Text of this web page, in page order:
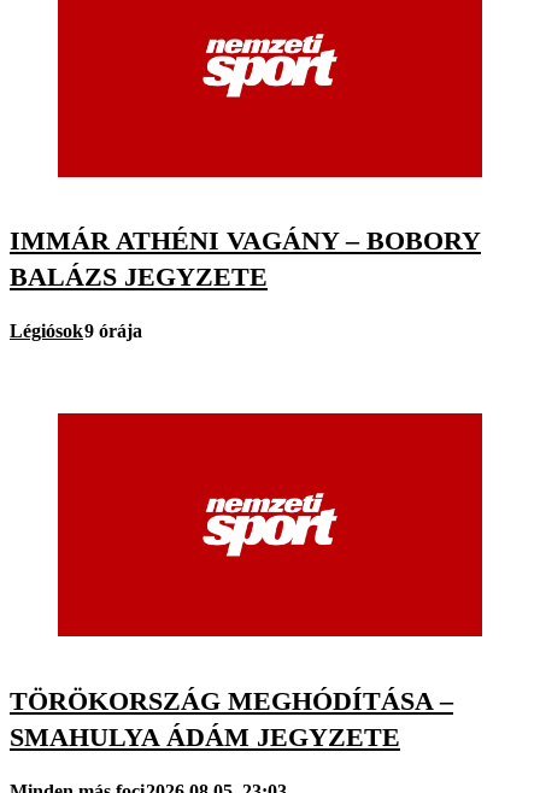
IMMÁR ATHÉNI VAGÁNY – BOBORY
BALÁZS JEGYZETE
Légiósok9 órája
TÖRÖKORSZÁG MEGHÓDÍTÁSA –
SMAHULYA ÁDÁM JEGYZETE